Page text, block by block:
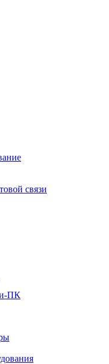
связи
ПК